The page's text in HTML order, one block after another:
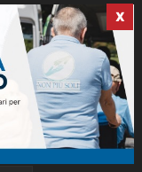
X
-Cookie policy